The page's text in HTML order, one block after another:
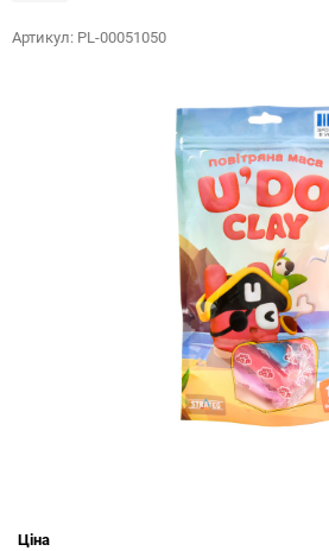
Артикул: PL-00051050
Ціна